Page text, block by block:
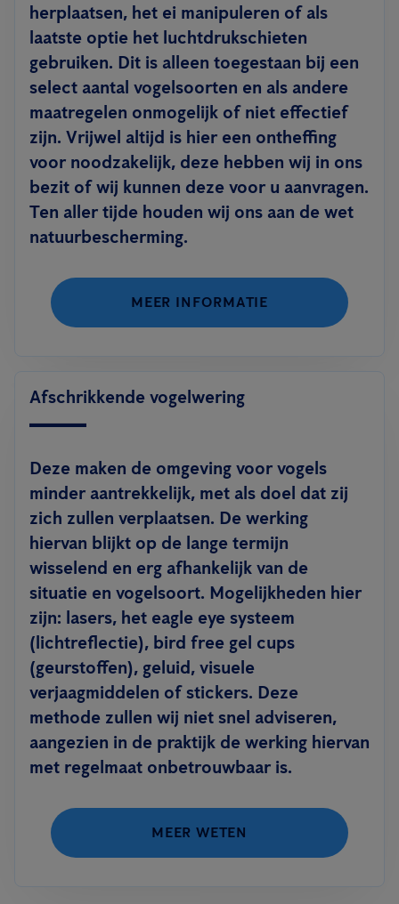
herplaatsen, het ei manipuleren of als
laatste optie het luchtdrukschieten
gebruiken. Dit is alleen toegestaan bij een
select aantal vogelsoorten en als andere
maatregelen onmogelijk of niet effectief
zijn. Vrijwel altijd is hier een ontheffing
voor noodzakelijk, deze hebben wij in ons
bezit of wij kunnen deze voor u aanvragen.
Ten aller tijde houden wij ons aan de wet
natuurbescherming.
MEER INFORMATIE
Afschrikkende vogelwering
Deze maken de omgeving voor vogels
minder aantrekkelijk, met als doel dat zij
zich zullen verplaatsen. De werking
hiervan blijkt op de lange termijn
wisselend en erg afhankelijk van de
situatie en vogelsoort. Mogelijkheden hier
zijn: lasers, het eagle eye systeem
(lichtreflectie), bird free gel cups
(geurstoffen), geluid, visuele
verjaagmiddelen of stickers. Deze
methode zullen wij niet snel adviseren,
aangezien in de praktijk de werking hiervan
met regelmaat onbetrouwbaar is.
MEER WETEN